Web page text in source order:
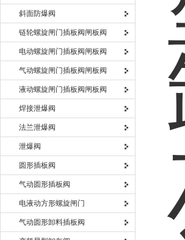
斜面防爆阀
链轮螺旋闸门插板阀闸板阀
电动螺旋闸门插板阀闸板阀
气动螺旋闸门插板阀闸板阀
液动螺旋闸门插板阀闸板阀
焊接泄爆阀
法兰泄爆阀
泄爆阀
圆形插板阀
气动圆形插板阀
电液动方形螺旋闸门
气动圆形卸料插板阀